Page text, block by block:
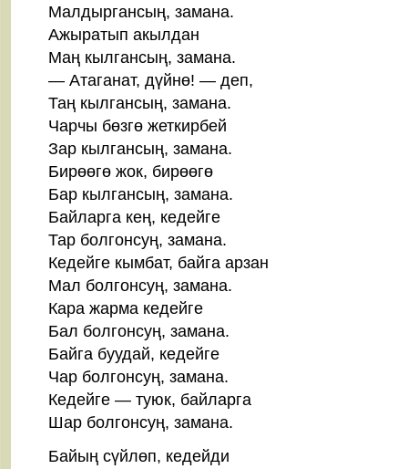
Малдыргансың, замана.
Ажыратып акылдан
Маң кылгансың, замана.
— Атаганат, дүйнө! — деп,
Таң кылгансың, замана.
Чарчы бөзгө жеткирбей
Зар кылгансың, замана.
Бирөөгө жок, бирөөгө
Бар кылгансың, замана.
Байларга кең, кедейге
Тар болгонсуң, замана.
Кедейге кымбат, байга арзан
Мал болгонсуң, замана.
Кара жарма кедейге
Бал болгонсуң, замана.
Байга буудай, кедейге
Чар болгонсуң, замана.
Кедейге — туюк, байларга
Шар болгонсуң, замана.
Байың сүйлөп, кедейди